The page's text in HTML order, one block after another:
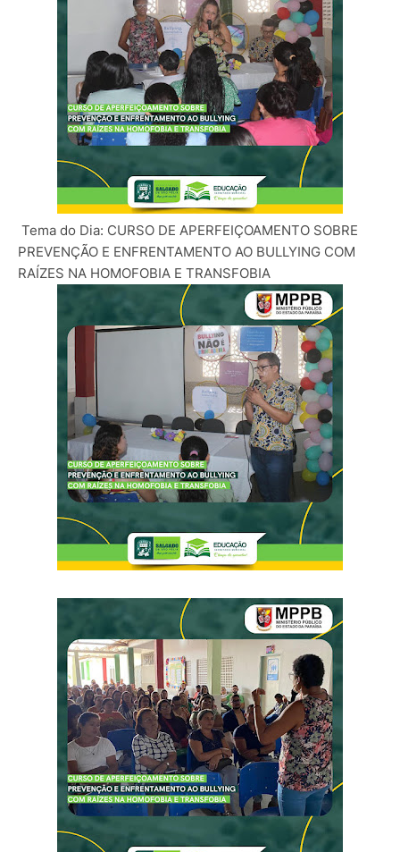
Tema do Dia: CURSO DE APERFEIÇOAMENTO SOBRE
PREVENÇÃO E ENFRENTAMENTO AO BULLYING COM
RAÍZES NA HOMOFOBIA E TRANSFOBIA